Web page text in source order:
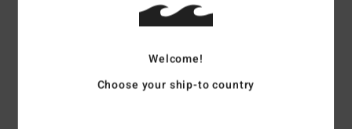
Note moyenne
4.0
Welcome!
Choose your ship-to country